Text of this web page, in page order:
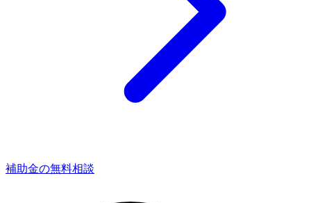
補助金の無料相談